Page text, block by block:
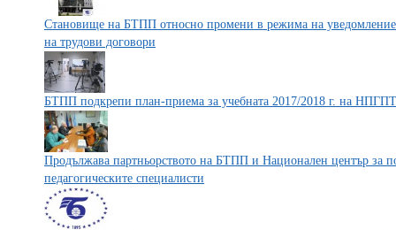
Становище на БТПП относно промени в режима на уведомление
на трудови договори
БТПП подкрепи план-приема за учебната 2017/2018 г. на
Продължава партньорството на БТПП и Национален център за
педагогическите специалисти